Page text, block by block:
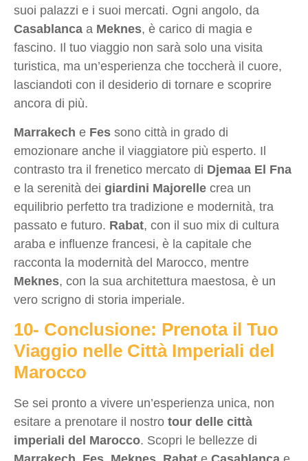
suoi palazzi e i suoi mercati. Ogni angolo, da
Casablanca a Meknes, è carico di magia e
fascino. Il tuo viaggio non sarà solo una visita
turistica, ma un’esperienza che toccherà il cuore,
lasciandoti con il desiderio di tornare e scoprire
ancora di più.
Marrakech e Fes sono città in grado di
emozionare anche il viaggiatore più esperto. Il
contrasto tra il frenetico mercato di Djemaa El Fna
e la serenità dei giardini Majorelle crea un
equilibrio perfetto tra tradizione e modernità, tra
passato e futuro. Rabat, con il suo mix di cultura
araba e influenze francesi, è la capitale che
racconta la modernità del Marocco, mentre
Meknes, con la sua architettura maestosa, è un
vero scrigno di storia imperiale.
10- Conclusione: Prenota il Tuo
Viaggio nelle Città Imperiali del
Marocco
Se sei pronto a vivere un’esperienza unica, non
esitare a prenotare il nostro tour delle città
imperiali del Marocco. Scopri le bellezze di